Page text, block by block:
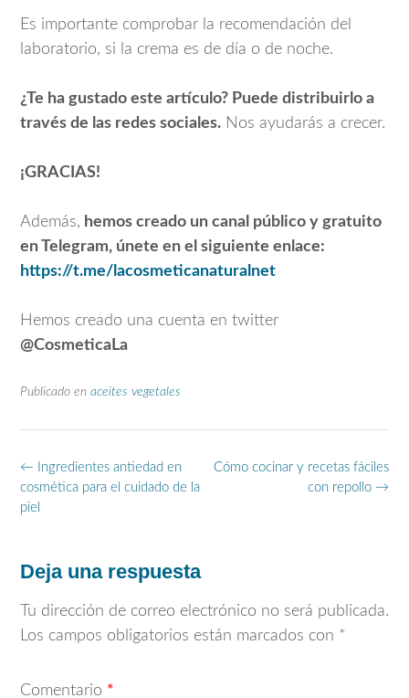
Es importante comprobar la recomendación del
laboratorio, si la crema es de día o de noche.
¿Te ha gustado este artículo? Puede distribuirlo a
través de las redes sociales. Nos ayudarás a crecer.
¡GRACIAS!
Además, hemos creado un canal público y gratuito
en Telegram, únete en el siguiente enlace:
https://t.me/lacosmeticanaturalnet
Hemos creado una cuenta en twitter
@CosmeticaLa
Publicado en aceites vegetales
Navegación
de
entradas
Cómo cocinar y recetas fáciles
con repollo →
← Ingredientes antiedad en
cosmética para el cuidado de la
piel
Deja una respuesta
Tu dirección de correo electrónico no será publicada.
Los campos obligatorios están marcados con *
Comentario *